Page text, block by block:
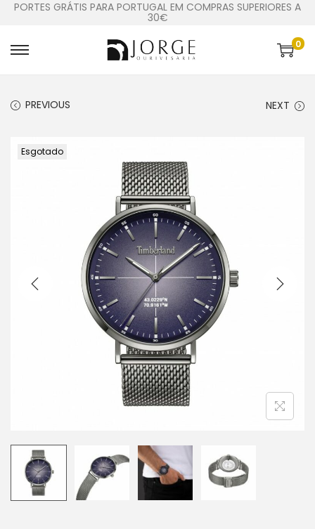
PORTES GRÁTIS PARA PORTUGAL EM COMPRAS SUPERIORES A
30€
0
PREVIOUS NEXT
Esgotado